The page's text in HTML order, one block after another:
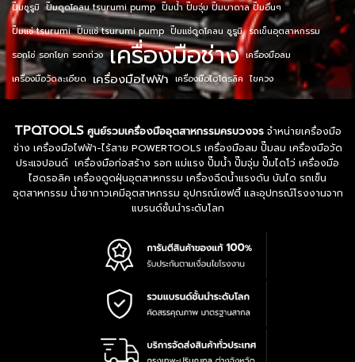
ปั๊มซูรูมิ ปั๊มดูดโคลน tsurumi pump ปั๊มน้ำ ปั๊มจุ่ม ปั๊มบาดาล ปั๊มอื่นๆ
ปั๊มแช่ tsurumi ปั๊มแช่ tsurumi pump ปั๊มแช่ดูดโคลน ซูรูมิ รถเข็นอุตสาหกรรม
รอกโซ่ รอกโยก รอกถ่วง เครื่องมือช่าง เครื่องมือลม
เครื่องมือวัดละเอียด เครื่องมือไฟฟ้า เครื่องมือไฮโดรลิค ไขควง
TPQTOOLS ศูนย์รวมเครื่องมืออุตสาหกรรมครบวงจรจำหน่ายเครื่องมือ
ช่าง เครื่องมือไฟฟ้า-ไร้สาย POWERTOOLS เครื่องมือลม ปั๊มลม เครื่องมือวัด
ประแจปอนด์ เครื่องมือก่อสร้าง รอก แม่แรง ปั๊มน้ำ ปั๊มจุ่ม ปั๊มไดโว่ เครื่องมือ
ไฮดรอลิค เครื่องดูดฝุ่นอุตสาหกรรม เครื่องฉีดน้ำแรงดัน บันได รถเข็น
อุตสาหกรรม น้ำยากาวเคมีอุตสาหกรรม อุปกรณ์เซฟตี้ และอุปกรณ์โรงงานจาก
แบรนด์ชั้นนำระดับโลก